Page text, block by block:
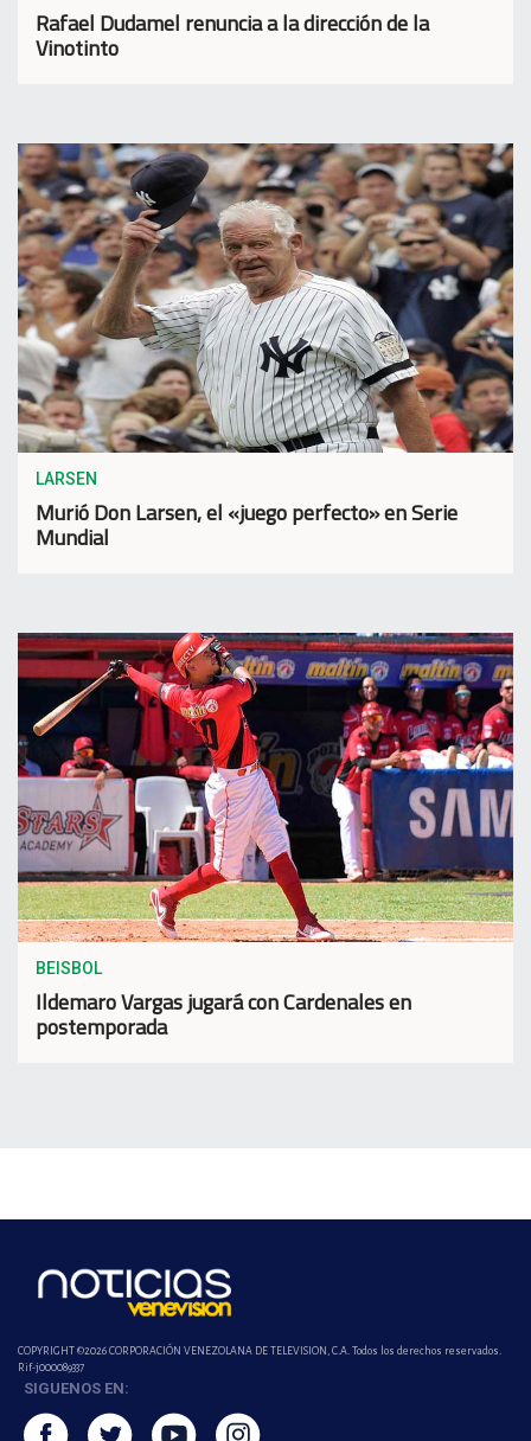
Rafael Dudamel renuncia a la dirección de la
Vinotinto
LARSEN
Murió Don Larsen, el «juego perfecto» en Serie
Mundial
BEISBOL
Ildemaro Vargas jugará con Cardenales en
postemporada
COPYRIGHT ©2026 CORPORACIÓN VENEZOLANA DE TELEVISION, C.A. Todos los derechos reservados.
Rif-j000089337
SIGUENOS EN: